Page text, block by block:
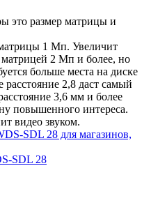
это размер матрицы и
1 Мп. Увеличит
матрицей 2 Мп и более, но
больше места на диске
2,8 даст самый
3,6 мм и более
повышенного интереса.
видео звуком.
SDL 28